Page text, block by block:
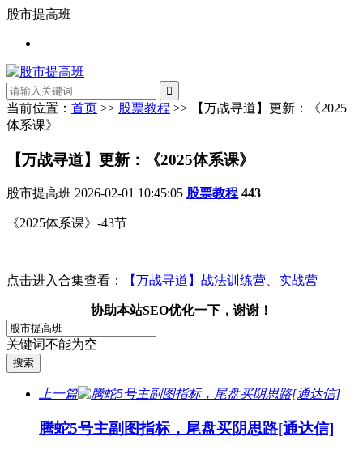
股市提高班
当前位置： 首页 >> 股票教程 >> 【万战寻道】更新：《2025
体系课》
【万战寻道】更新：《2025体系课》
股市提高班 2026-02-01 10:45:05 股票教程 443
《2025体系课》-43节
点击进入合集查看： 【万战寻道】战法训练营、实战营
协助本站SEO优化一下，谢谢！
关键词不能为空
上一篇
腾蛇5号主副图指标，尾盘买阴思路[通达信]